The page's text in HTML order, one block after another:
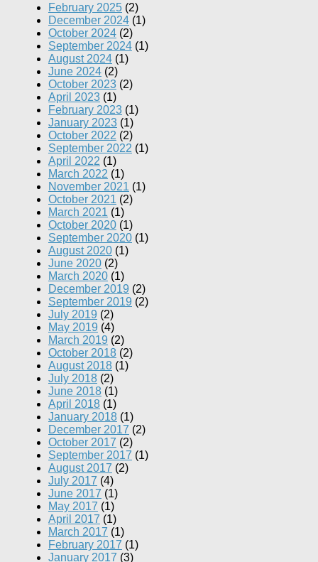
February 2025 (2)
December 2024 (1)
October 2024 (2)
September 2024 (1)
August 2024 (1)
June 2024 (2)
October 2023 (2)
April 2023 (1)
February 2023 (1)
January 2023 (1)
October 2022 (2)
September 2022 (1)
April 2022 (1)
March 2022 (1)
November 2021 (1)
October 2021 (2)
March 2021 (1)
October 2020 (1)
September 2020 (1)
August 2020 (1)
June 2020 (2)
March 2020 (1)
December 2019 (2)
September 2019 (2)
July 2019 (2)
May 2019 (4)
March 2019 (2)
October 2018 (2)
August 2018 (1)
July 2018 (2)
June 2018 (1)
April 2018 (1)
January 2018 (1)
December 2017 (2)
October 2017 (2)
September 2017 (1)
August 2017 (2)
July 2017 (4)
June 2017 (1)
May 2017 (1)
April 2017 (1)
March 2017 (1)
February 2017 (1)
January 2017 (3)